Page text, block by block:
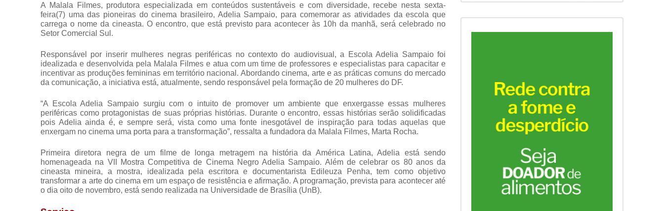
A Malala Filmes, produtora especializada em conteúdos sustentáveis e com diversidade, recebe nesta sexta-
feira(7) uma das pioneiras do cinema brasileiro, Adelia Sampaio, para comemorar as atividades da escola que
carrega o nome da cineasta. O encontro, que está previsto para acontecer às 10h da manhã, será celebrado no
Setor Comercial Sul.
Responsável por inserir mulheres negras periféricas no contexto do audiovisual, a Escola Adelia Sampaio foi
idealizada e desenvolvida pela Malala Filmes e atua com um time de professores e especialistas para capacitar e
incentivar as produções femininas em território nacional. Abordando cinema, arte e as práticas comuns do mercado
da comunicação, a iniciativa está, atualmente, sendo responsável pela formação de 20 mulheres do DF.
“A Escola Adelia Sampaio surgiu com o intuito de promover um ambiente que enxergasse essas mulheres
periféricas como protagonistas de suas próprias histórias. Durante o encontro, essas histórias serão solidificadas
pois Adelia ainda é, e sempre será, vista como uma fonte inesgotável de inspiração para todas aquelas que
enxergam no cinema uma porta para a transformação”, ressalta a fundadora da Malala Filmes, Marta Rocha.
Primeira diretora negra de um filme de longa metragem na história da América Latina, Adelia está sendo
homenageada na VII Mostra Competitiva de Cinema Negro Adelia Sampaio. Além de celebrar os 80 anos da
cineasta mineira, a mostra, idealizada pela escritora e documentarista Edileuza Penha, tem como objetivo
transformar a arte do cinema em um espaço de resistência e afirmação. A programação, prevista para acontecer até
o dia oito de novembro, está sendo realizada na Universidade de Brasília (UnB).